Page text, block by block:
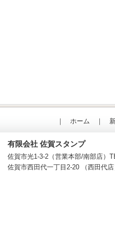
｜ ホーム ｜
有限会社 佐賀スタンプ
佐賀市光1-3-2（営業本部/南部店）
佐賀市西田代一丁目2-20 （西田代